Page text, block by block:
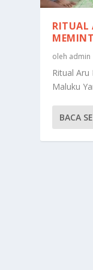
RITUAL
oleh admin
Ritual
Maluku
BACA